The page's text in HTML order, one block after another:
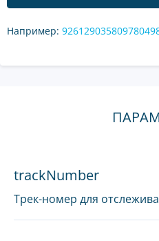
Например:
trackNumber
Трек-номер для